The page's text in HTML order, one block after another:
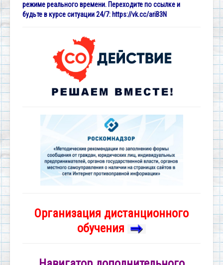
режиме реального времени. Переходите по ссылке и
будьте в курсе ситуации 24/7: https://vk.cc/ariB3N
Организация дистанционного
обучения